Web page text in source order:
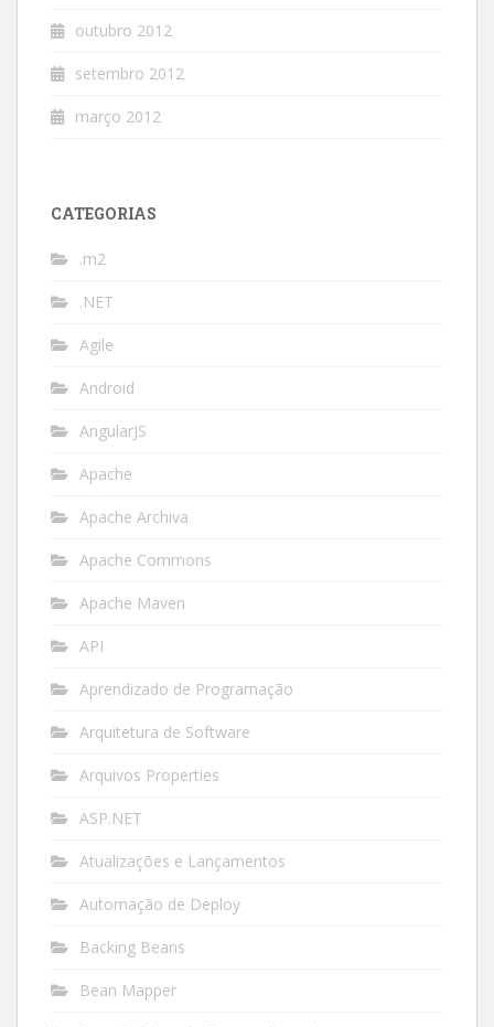
outubro 2012
setembro 2012
março 2012
CATEGORIAS
.m2
.NET
Agile
Android
AngularJS
Apache
Apache Archiva
Apache Commons
Apache Maven
API
Aprendizado de Programação
Arquitetura de Software
Arquivos Properties
ASP.NET
Atualizações e Lançamentos
Automação de Deploy
Backing Beans
Bean Mapper